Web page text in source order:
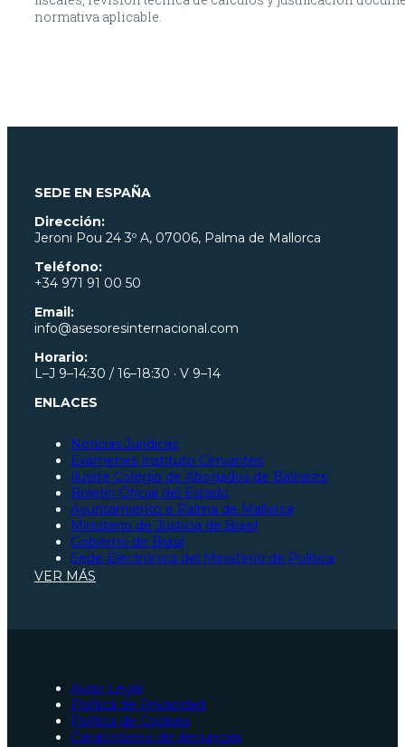
normativa aplicable.
SEDE EN ESPAÑA
Dirección:
Jeroni Pou 24 3º A, 07006, Palma de Mallorca
Teléfono:
+34 971 91 00 50
Email:
info@asesoresinternacional.com
Horario:
L–J 9–14:30 / 16–18:30 · V 9–14
ENLACES
Noticias Juridicas
Exámenes Instituto Cervantes
Ilustre Colegio de Abogados de Baleares
Boletín Oficial del Estado
Ayuntamiento e Palma de Mallorca
Ministerio de Justicia de Brasil
Gobierno de Brasil
Sede Electrónica del Ministerio de Política
Ilustre Colegio de Abogados de São Paulo
Ilustre Colegio de Abogados de Zaragoza
Abogados tramitación nacionalidad española en
Abogados accidentes de tráfico en Palma
Abogados en Palma
VER MÁS
Aviso Legal
Política de Privacidad
Política de Cookies
Canal interno de denuncias